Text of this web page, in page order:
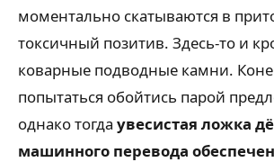
моментально скатываются в
токсичный позитив. Здесь-то и
коварные подводные камни.
попытаться обойтись парой
однако тогда увесистая ложка
машинного перевода